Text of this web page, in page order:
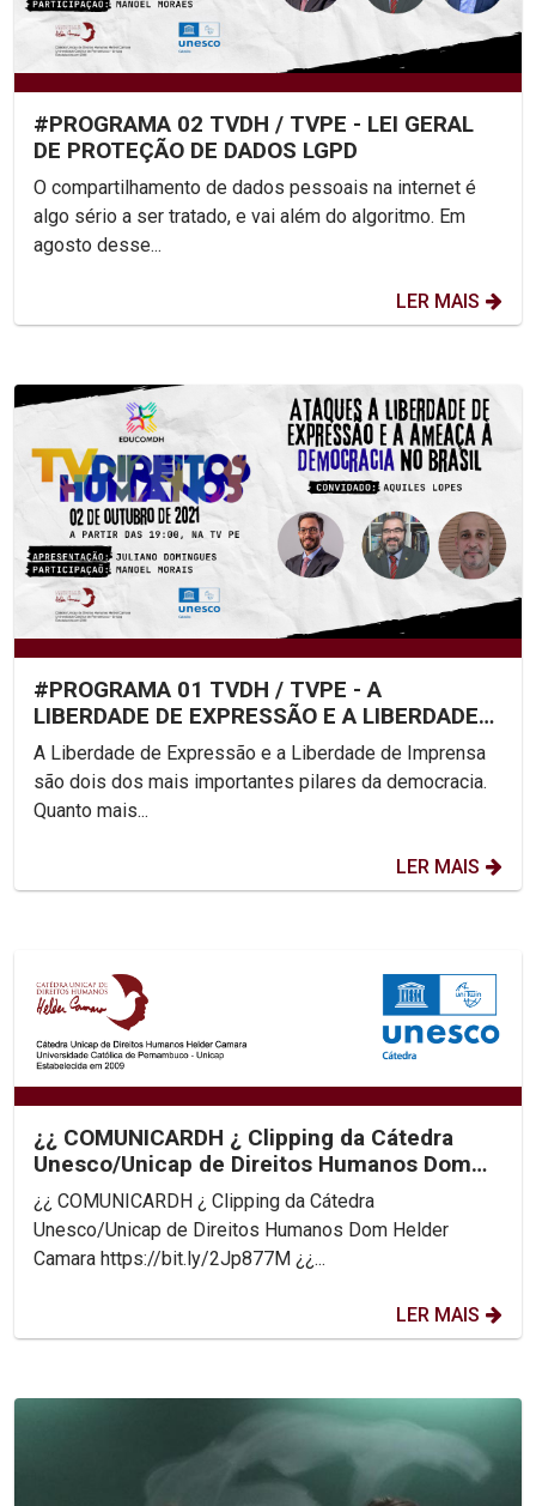
#PROGRAMA 02 TVDH / TVPE - LEI GERAL
DE PROTEÇÃO DE DADOS LGPD
O compartilhamento de dados pessoais na internet é
algo sério a ser tratado, e vai além do algoritmo. Em
agosto desse...
LER MAIS
#PROGRAMA 01 TVDH / TVPE - A
LIBERDADE DE EXPRESSÃO E A LIBERDADE
DE IMPRENSA
A Liberdade de Expressão e a Liberdade de Imprensa
são dois dos mais importantes pilares da democracia.
Quanto mais...
LER MAIS
¿¿ COMUNICARDH ¿ Clipping da Cátedra
Unesco/Unicap de Direitos Humanos Dom
Helder Camara
¿¿ COMUNICARDH ¿ Clipping da Cátedra
Unesco/Unicap de Direitos Humanos Dom Helder
Camara https://bit.ly/2Jp877M ¿¿...
LER MAIS